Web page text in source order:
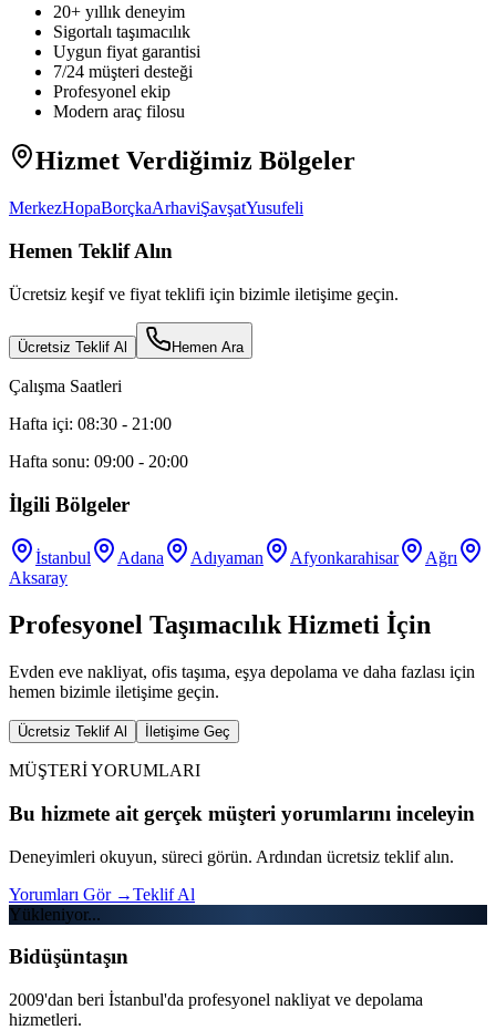
20+ yıllık deneyim
Sigortalı taşımacılık
Uygun fiyat garantisi
7/24 müşteri desteği
Profesyonel ekip
Modern araç filosu
Hizmet Verdiğimiz Bölgeler
MerkezHopaBorçkaArhaviŞavşatYusufeli
Hemen Teklif Alın
Ücretsiz keşif ve fiyat teklifi için bizimle iletişime geçin.
Ücretsiz Teklif Al Hemen Ara
Çalışma Saatleri
Hafta içi: 08:30 - 21:00
Hafta sonu: 09:00 - 20:00
İlgili Bölgeler
İstanbul Adana Adıyaman Afyonkarahisar
Ağrı
Aksaray
Profesyonel Taşımacılık Hizmeti İçin
Evden eve nakliyat, ofis taşıma, eşya depolama ve daha fazlası için
hemen bizimle iletişime geçin.
Ücretsiz Teklif Al İletişime Geç
MÜŞTERİ YORUMLARI
Bu hizmete ait gerçek müşteri yorumlarını inceleyin
Deneyimleri okuyun, süreci görün. Ardından ücretsiz teklif alın.
Yorumları Gör →Teklif Al
Yükleniyor...
Bidüşüntaşın
2009'dan beri İstanbul'da profesyonel nakliyat ve depolama
hizmetleri.